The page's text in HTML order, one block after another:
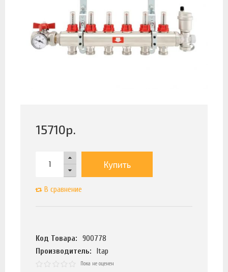
15710р.
Купить
В сравнение
Код Товара:
900778
Производитель:
Itap
Пока не оценен